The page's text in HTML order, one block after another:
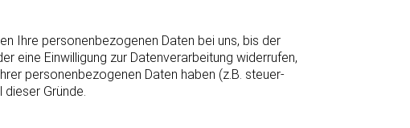
Ihre personenbezogenen Daten bei uns, bis der
eine Einwilligung zur Datenverarbeitung widerrufen,
personenbezogenen Daten haben (z.B. steuer-
Gründe.